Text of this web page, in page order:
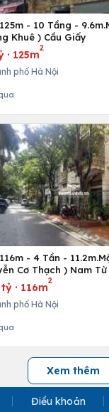
- 10 Tầng -
Khuê ) Cầu Giấy
· 125m
2
phố Hà Nội
- 4 Tần -
Cơ Thạch ) Nam
tỷ · 116m
2
phố Hà Nội
Xem thêm
Điều khoản